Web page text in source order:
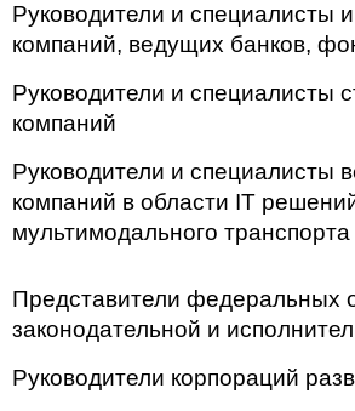
Руководители и специалисты
компаний, ведущих банков,
Руководители и специалисты
компаний
Руководители и специалисты
компаний в области IT
мультимодального транспорта
Представители федеральных
законодательной и
Руководители корпораций